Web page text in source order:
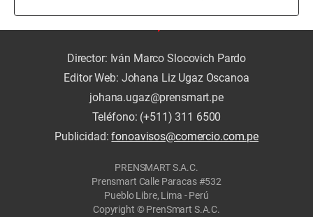
Director: Iván Marco Slocovich Pardo
Editor Web: Johana Liz Ugaz Oscanoa
johana.ugaz@prensmart.pe
Teléfono: (+511) 311 6500
Publicidad:fonoavisos@comercio.com.pe
PRENSMART S.A.C.
Prensmart Calle Paracas #532
Pueblo Libre, Lima - Perú
Copyright © PrenSmart S.A.C.